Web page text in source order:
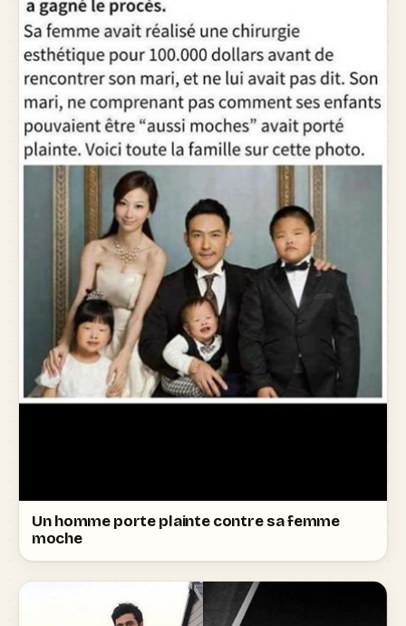
Un homme porte plainte contre sa femme
moche